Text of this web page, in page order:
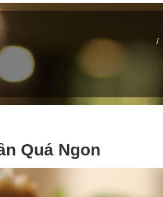
/
Quá Ngon